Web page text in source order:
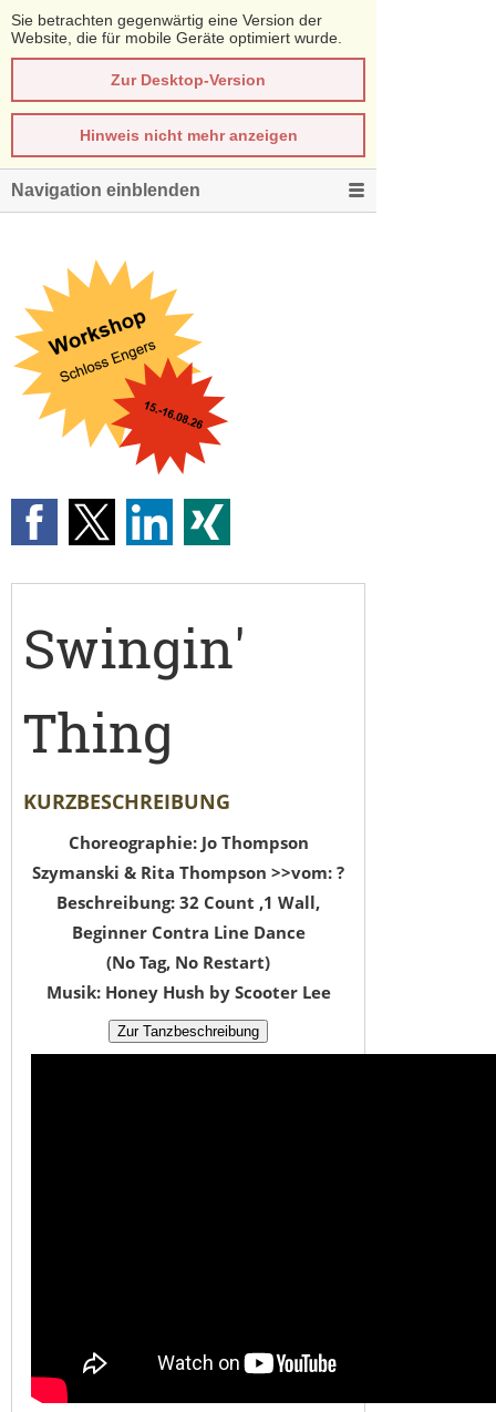
Sie betrachten gegenwärtig eine Version der
Website, die für mobile Geräte optimiert wurde.
Zur Desktop-Version
Hinweis nicht mehr anzeigen
Navigation einblenden
Swingin'
Thing
KURZBESCHREIBUNG
Choreographie: Jo Thompson
Szymanski & Rita Thompson >>vom: ?
Beschreibung: 32 Count ,1 Wall,
Beginner Contra Line Dance
(No Tag, No Restart)
Musik: Honey Hush by Scooter Lee